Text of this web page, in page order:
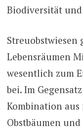
Biodiversität
Lebensräumen
wesentlich zum
bei. Im
Kombination
Obstbäumen